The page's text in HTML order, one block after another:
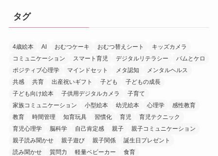
タグ
4歳絵本 AI おむつケーキ おむつ替えシート
キッズカメラ
コミュニケーション
スマート育児 デジタルリテラシー
バムとケロ
ポジティブ心理学
マインドセット メタ認知
メンタルヘルス
共感
共育 出産祝いギフト 子ども
子どもの成長
子ども向け絵本
子供用デジタルカメラ
子育て
家族コミュニケーション
小型絵本 幼児絵本 心理学
感性教育
教育
時間管理 知育玩具 習慣化 育児
育児テクニック
育児心理学
脳科学 自己肯定感 親子
親子コミュニケーション
親子読み聞かせ
親子遊び 親子関係
誕生日プレゼント
読み聞かせ
質問力 軽量ベビーカー 食育